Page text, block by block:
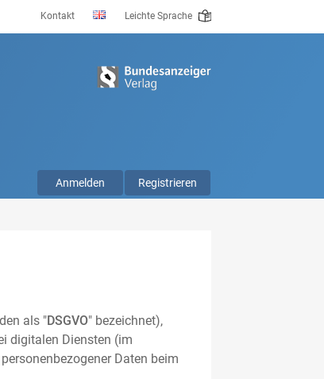
Kontakt Leichte Sprache
Anmelden Registrieren
als "DSGVO" bezeichnet),
digitalen Diensten (im
Daten beim